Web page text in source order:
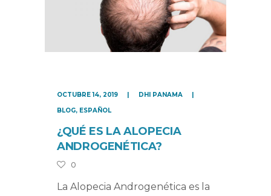
OCTUBRE 14, 2019
DHI PANAMA
BLOG, ESPAÑOL
¿QUÉ ES LA ALOPECIA
ANDROGENÉTICA?
0
La Alopecia Androgenética es la